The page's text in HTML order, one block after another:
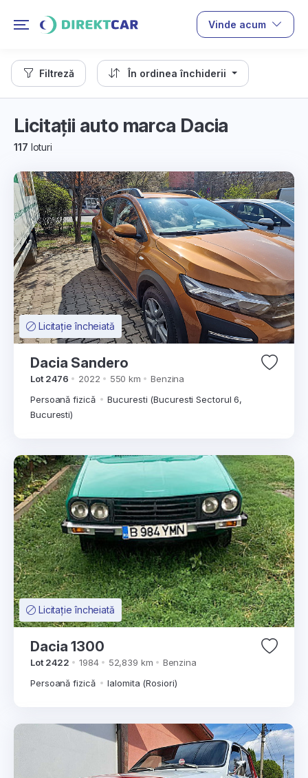
Vinde acum
Filtreză În ordinea închiderii
Licitații auto marca Dacia
117 loturi
Licitație încheiată
Dacia Sandero
Lot 2476 2022 550 km
Benzina
Persoană fizică
Bucuresti (Bucuresti Sectorul 6,
Bucuresti)
Licitație încheiată
Dacia 1300
Lot 2422 1984 52,839 km
Benzina
Persoană fizică
Ialomita (Rosiori)